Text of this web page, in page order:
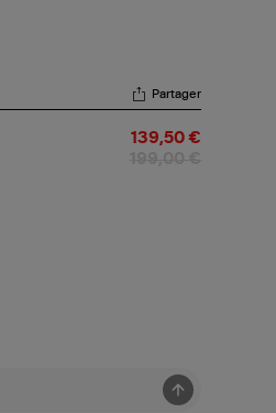
Partager
139,50 €